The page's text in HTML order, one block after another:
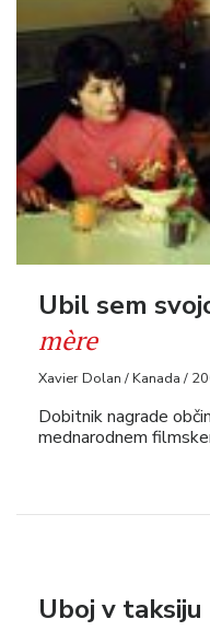
Ubil sem
mère
Xavier Dolan / Kanada /
Dobitnik nagrade
mednarodnem
Uboj v taksiju